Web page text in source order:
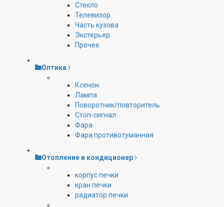
Стекло
Телевизор
Часть кузова
Экстерьер
Прочее
Оптика
Ксенон
Лампа
Поворотник/повторитель
Стоп-сигнал
Фара
Фара противотуманная
Отопление и кондиционер
корпус печки
кран печки
радиатор печки